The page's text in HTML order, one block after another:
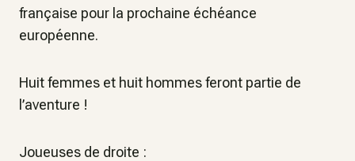
française pour la prochaine échéance
européenne.
Huit femmes et huit hommes feront partie de
l’aventure !
Joueuses de droite :